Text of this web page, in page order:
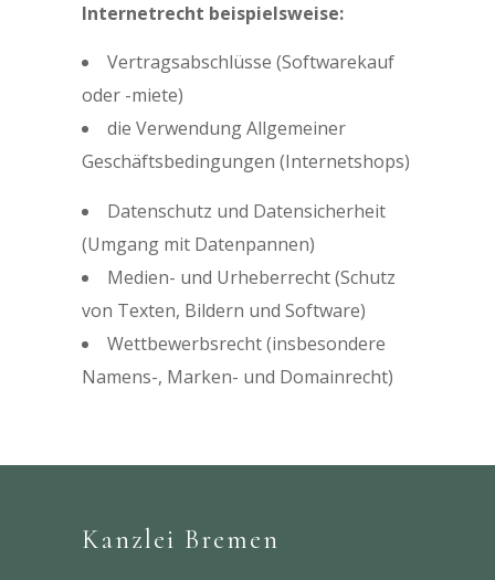
Internetrecht beispielsweise:
Vertragsabschlüsse (Softwarekauf
oder -miete)
die Verwendung Allgemeiner
Geschäftsbedingungen (Internetshops)
Datenschutz und Datensicherheit
(Umgang mit Datenpannen)
Medien- und Urheberrecht (Schutz
von Texten, Bildern und Software)
Wettbewerbsrecht (insbesondere
Namens-, Marken- und Domainrecht)
Kanzlei Bremen